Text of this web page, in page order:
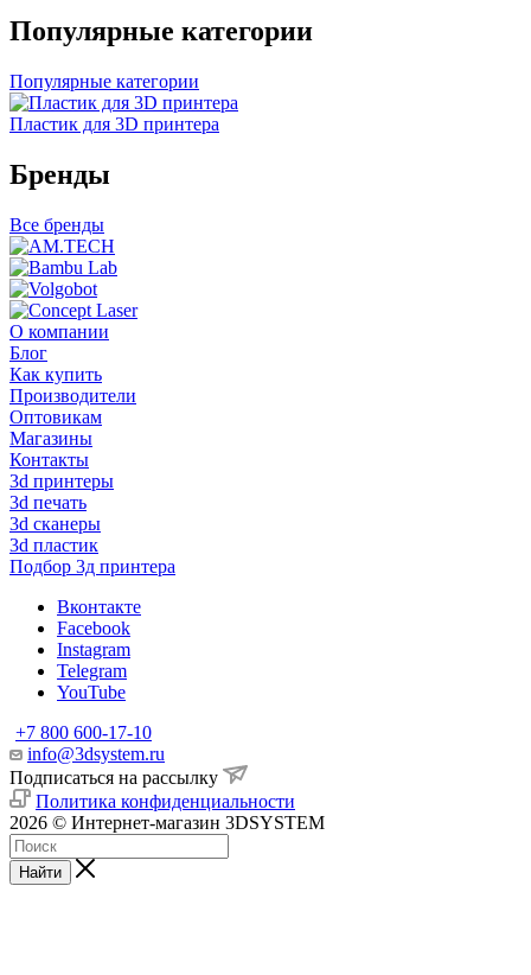
Популярные категории
Популярные категории
Пластик для 3D принтера
Бренды
Все бренды
О компании
Блог
Как купить
Производители
Оптовикам
Магазины
Контакты
3d принтеры
3d печать
3d сканеры
3d пластик
Подбор 3д принтера
Вконтакте
Facebook
Instagram
Telegram
YouTube
+7 800 600-17-10
info@3dsystem.ru
Подписаться на рассылку
Политика конфиденциальности
2026 © Интернет-магазин 3DSYSTEM
Найти